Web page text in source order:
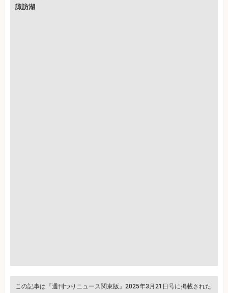
諏訪湖
この記事は『週刊つりニュース関東版』2025年3月21日号に掲載された